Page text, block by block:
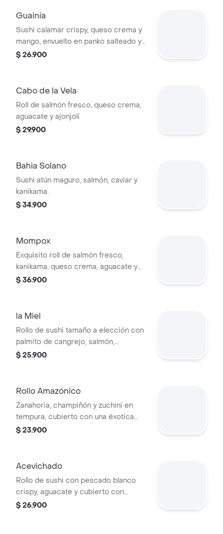
Guainía
Sushi calamar crispy, queso crema y
mango, envuelto en panko salteado y
$ 26.900
Cabo de la Vela
Roll de salmón fresco, queso crema,
aguacate y ajonjolí.
$ 29.900
Bahia Solano
Sushi atún maguro, salmón, caviar y
kanikama.
$ 34.900
Mompox
Exquisito roll de salmón fresco,
kanikama, queso crema, aguacate y
mango envuelto en un suave papel de
$ 36.900
la Miel
Rollo de sushi tamaño a elección con
palmito de cangrejo, salmón,
langostino, queso crema y puerro
$ 25.900
Rollo Amazónico
Zanahoria, champiñón y zuchini en
tempura, cubierto con una éxotica
veganesa de tucupí amazónico.
$ 23.900
Acevichado
Rollo de sushi con pescado blanco
crispy, aguacate y cubierto con
ceviche de pescado blanco del Huila.
$ 26.900